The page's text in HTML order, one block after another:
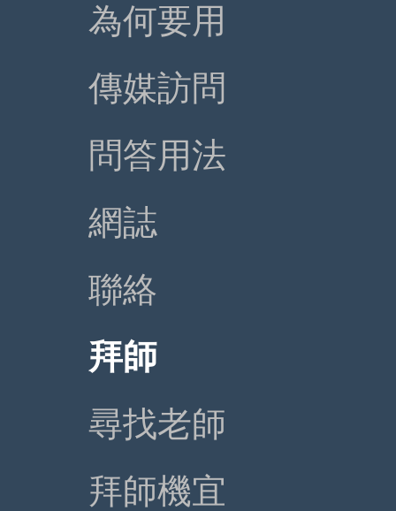
為何要用
傳媒訪問
問答用法
網誌
聯絡
拜師
尋找老師
拜師機宜